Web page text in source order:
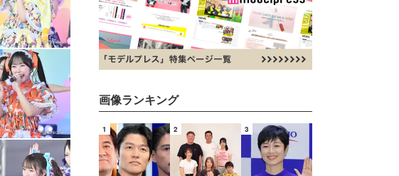
画像ランキング
1 2 3